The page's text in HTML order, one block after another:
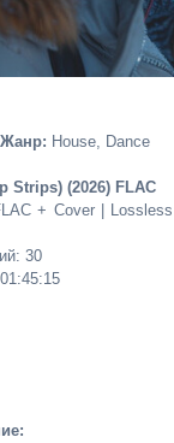
Жанр: House, Dance
Strips) (2026) FLAC
+ Cover |
30